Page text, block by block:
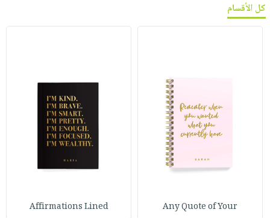
كل الأقسام
Any Quote of Your
Affirmations Lined